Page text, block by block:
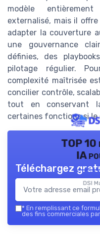
modèle
externalisé, mais il
adapter la couverture
une gouvernance
définies, des
pilotage régulier.
complexité maîtrisée
concilier contrôle,
tout en conservant
certaines fonctions si
TOP 10
IA
DSI
Téléchargez
* En remplissant ce
des fins commerciales